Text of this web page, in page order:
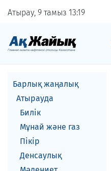
Атырау, 9 тамыз 1319
Барлық жаңалық
Атырауда
Билік
Мұнай және газ
Пікір
Денсаулық